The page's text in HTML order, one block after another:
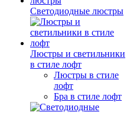
Светодиодные люстры
Люстры и светильники
в стиле лофт
Люстры в стиле
лофт
Бра в стиле лофт